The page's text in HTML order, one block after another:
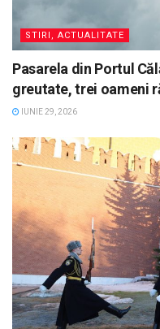
STIRI, ACTUALITATE
Pasarela din Portul
greutate, trei oameni
IUNIE 29, 2026